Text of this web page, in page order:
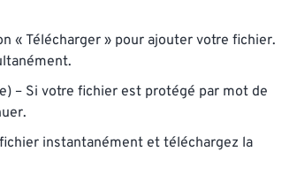
« Télécharger » pour ajouter votre fichier.
– Si votre fichier est protégé par mot de
instantanément et téléchargez la